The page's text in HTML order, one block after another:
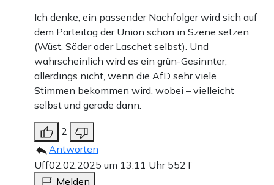
Ich denke, ein passender Nachfolger wird sich auf
dem Parteitag der Union schon in Szene setzen
(Wüst, Söder oder Laschet selbst). Und
wahrscheinlich wird es ein grün-Gesinnter,
allerdings nicht, wenn die AfD sehr viele
Stimmen bekommen wird, wobei – vielleicht
selbst und gerade dann.
2
Antworten
Uff02.02.2025 um 13:11 Uhr 552T
Melden